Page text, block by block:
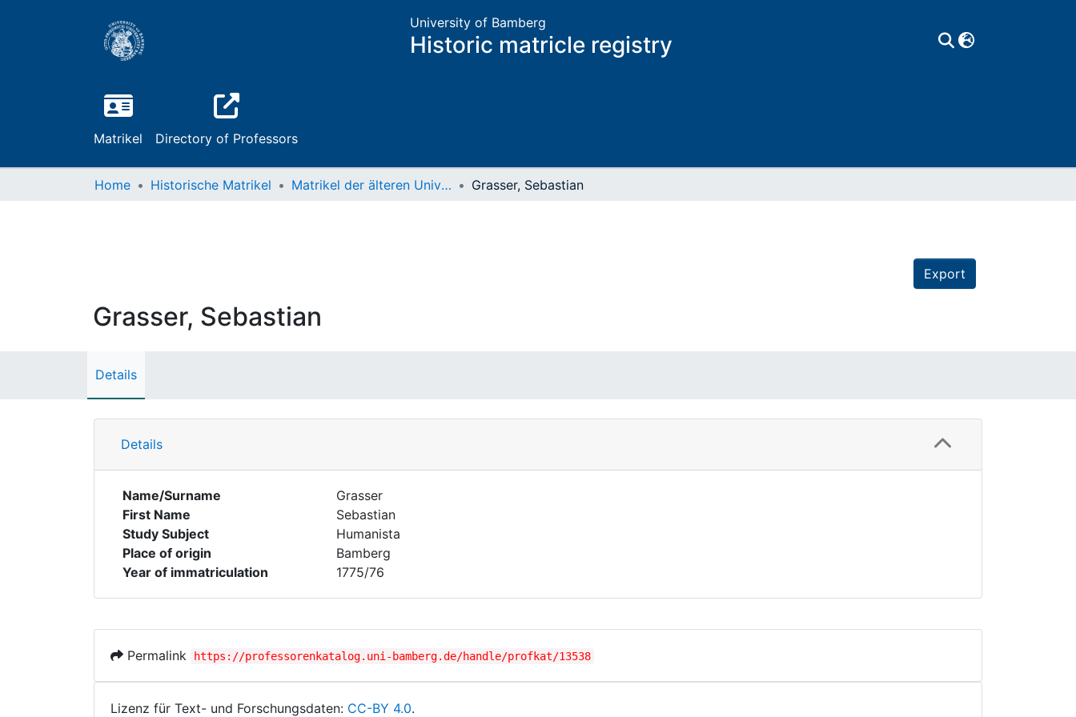
University of Bamberg
Historic matricle registry
Matrikel Directory of Professors
Home Historische Matrikel Matrikel der älteren Universität Grasser, Sebastian
Export
Grasser, Sebastian
Details
Details
Name/Surname
Grasser
First Name
Sebastian
Study Subject
Humanista
Place of origin
Bamberg
Year of immatriculation
1775/76
Permalink https://professorenkatalog.uni-bamberg.de/handle/profkat/13538
Lizenz für Text- und Forschungsdaten: CC-BY 4.0.